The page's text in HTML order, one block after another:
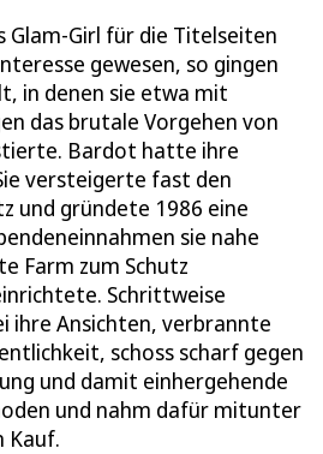
Glam-Girl für die Titelseiten
gewesen, so gingen
in denen sie etwa mit
das brutale Vorgehen von
Bardot hatte ihre
versteigerte fast den
und gründete 1986 eine
sie nahe
Farm zum Schutz
Schrittweise
ihre Ansichten, verbrannte
schoss scharf gegen
und damit einhergehende
und nahm dafür mitunter
Kauf.